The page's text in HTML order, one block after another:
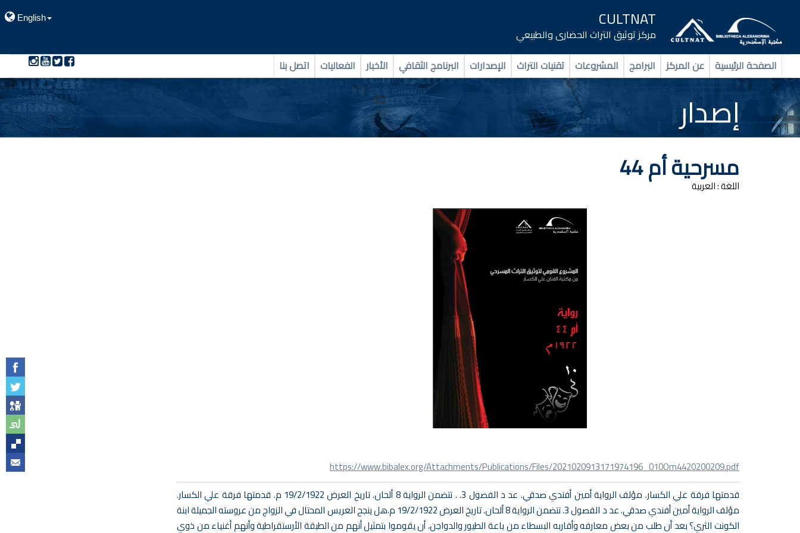
CULTNAT
مركز توثيق التراث الحضارى والطبيعي
English
الصفحة الرئيسية عن المركز البرامج المشروعات تقنيات التراث الإصدارات البرنامج الثقافي الأخبار الفعاليات اتصل بنا
إصدار
مسرحية أم 44
اللغة :العربية
https://www.bibalex.org/Attachments/Publications/Files/2021020913171974196_010Om4420200209.pdf
قدمتها فرقة علي الكسار. مؤلف الرواية أمين أفندي صدقي. عد د الفصول 3. . تتضمن الرواية 8 ألحان. تاريخ العرض 19/2/1922 م. قدمتها فرقة علي الكسار.
مؤلف الرواية أمين أفندي صدقي. عد د الفصول 3. تتضمن الرواية 8 ألحان. تاريخ العرض 19/2/1922 م.هل ينجح العريس المحتال في الزواج من عروسته الجميلة ابنة
الكونت الثري؟ بعد أن طلب من بعض معارفه وأقاربه البسطاء من باعة الطيور والدواجن، أن يقوموا بتمثيل أنهم من الطبقة الأرستقراطية وأنهم أغنياء من ذوي